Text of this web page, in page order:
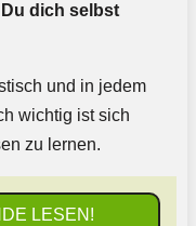
dich selbst
und in jedem
wichtig ist sich
zu lernen.
LESEN!